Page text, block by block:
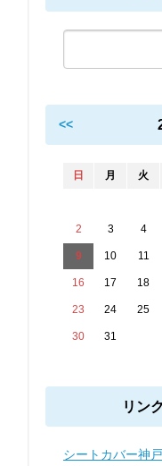
<<
日 月 火
2 3 4
9 10 11
16 17 18
23 24 25
30 31
リン
シートカバー神